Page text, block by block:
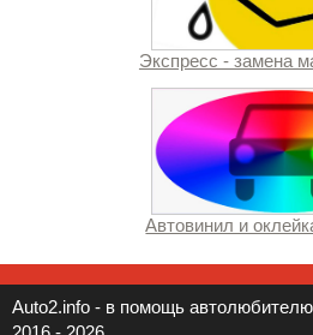
Экспресс - замена
Автовинил и
Auto2.info - в помощь